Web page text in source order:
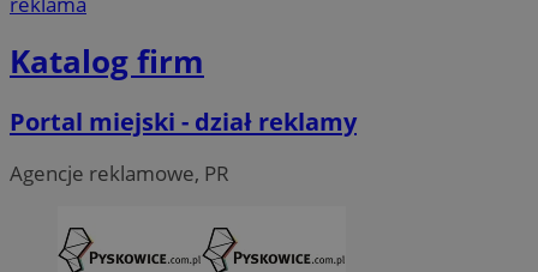
Katalog firm
Portal miejski - dział reklamy
Agencje reklamowe, PR